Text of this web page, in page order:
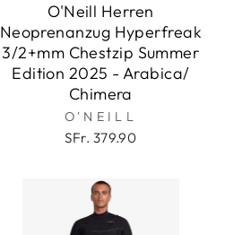
O'Neill Herren
Neoprenanzug Hyperfreak
3/2+mm Chestzip Summer
Edition 2025 - Arabica/
Chimera
O'NEILL
SFr. 379.90